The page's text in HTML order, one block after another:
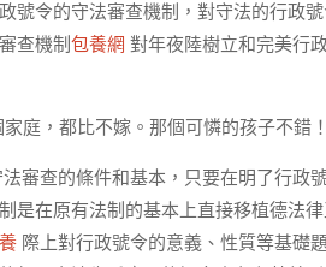
號令的守法審查機制，對守法的行政
查機制包養網 對年夜陸樹立和完美行
庭，都比不嫁。那個可憐的孩子不錯
審查的條件和基本，只要在明了行政
是在原有法制的基本上直接移植德法
際上對行政號令的意義、性質等基礎